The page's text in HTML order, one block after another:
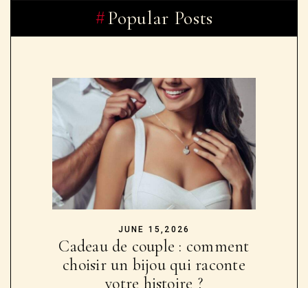
Popular Posts
JUNE 15,2026
Cadeau de couple : comment
choisir un bijou qui raconte
votre histoire ?